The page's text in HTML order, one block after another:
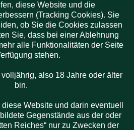
istab
Nächste
Auktion
November
2026
diese Website und die
(Tracking Cookies). Sie
ob Sie die Cookies zulassen
Sie, dass bei einer Ablehnung
alle Funktionalitäten der Seite
stehen.
also 18 Jahre oder älter
bin.
Website und darin eventuell
Gegenstände aus der oder
Reiches“ nur zu Zwecken der